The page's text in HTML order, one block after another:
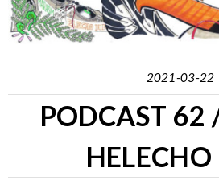
2021-03-22
PODCAST 62